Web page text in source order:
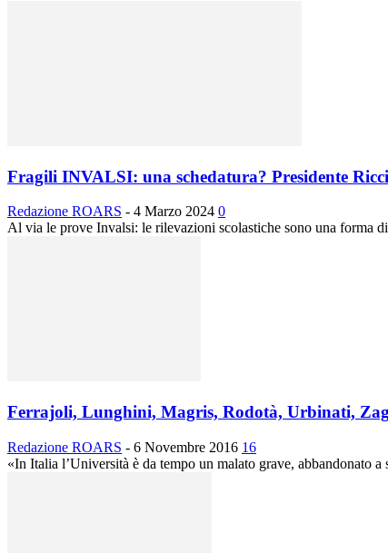
Fragili INVALSI: una schedatura? Presidente
Redazione ROARS - 4 Marzo 2024 0
Al via le prove Invalsi: le rilevazioni scolastiche sono una forma
Ferrajoli, Lunghini, Magris, Rodotà, Urbinati,
Redazione ROARS - 6 Novembre 2016 16
«In Italia l’Università è da tempo un malato grave, abbandonato